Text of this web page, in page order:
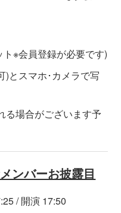
ト※会員登録が必要です)
)とスマホ･カメラで写
る場合がございます予
ンバーお披露目
/ 開演 17:50